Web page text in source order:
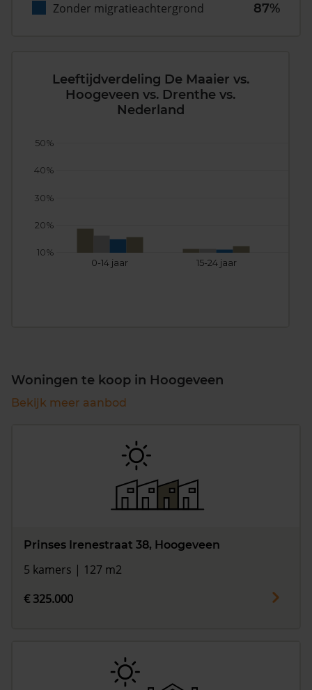
Zonder migratieachtergrond
87%
Leeftijdverdeling De Maaier vs.
Hoogeveen vs. Drenthe vs.
Nederland
0-14 jaar 15-24 jaar
10%
20%
30%
40%
50%
Woningen te koop in Hoogeveen
Bekijk meer aanbod
Prinses Irenestraat 38, Hoogeveen
5 kamers | 127 m2
€ 325.000